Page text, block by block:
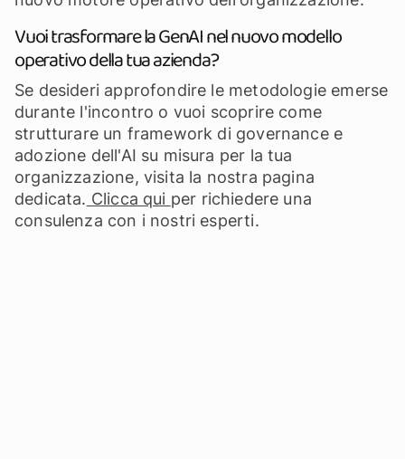
Vuoi trasformare la GenAI nel nuovo modello
operativo della tua azienda?
Se desideri approfondire le metodologie emerse
durante l'incontro o vuoi scoprire come
strutturare un framework di governance e
adozione dell'AI su misura per la tua
organizzazione, visita la nostra pagina
dedicata. Clicca qui per richiedere una
consulenza con i nostri esperti.